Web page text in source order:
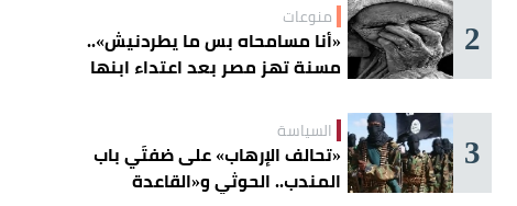
2 منوعات
«أنا مسامحاه بس ما يطردنيش»..
مسنة تهز مصر بعد اعتداء ابنها
3 السياسة
«تحالف الإرهاب» على ضفتَي باب
المندب.. الحوثي و«القاعدة